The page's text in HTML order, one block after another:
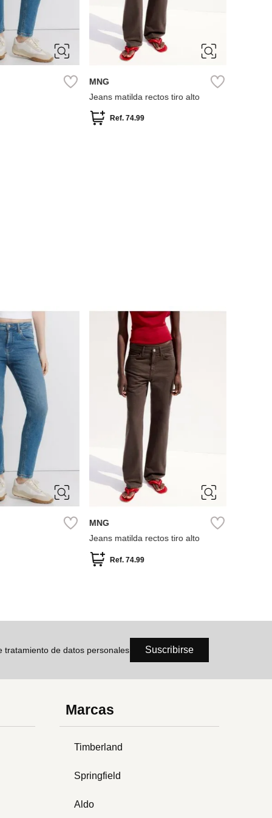
38
40
36 38
MNG
Jeans matilda rectos tiro alto
Ref. 74.99
38
40
36 38
MNG
Jeans matilda rectos tiro alto
Ref. 74.99
tratamiento de datos personales Suscribirse
Marcas
Timberland
Springfield
Aldo